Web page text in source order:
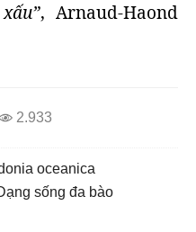
, Arnaud-Haond
2.933
oceanica
dạng sống đa bào